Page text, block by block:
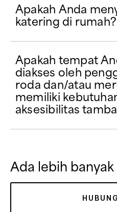
Apakah Anda
katering di rumah?
Apakah tempat
diakses oleh
roda dan/atau
memiliki
aksesibilitas
Ada lebih